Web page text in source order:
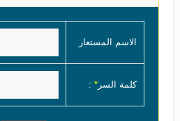
الاسم المستعار
كلمة السر *
: